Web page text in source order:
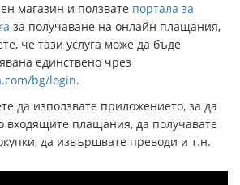
магазин и ползвате портала за
за получаване на онлайн плащания,
че тази услуга може да бъде
единствено чрез
bg/login.
да използвате приложението, за да
входящите плащания, да получавате
да извършвате преводи и т.н.